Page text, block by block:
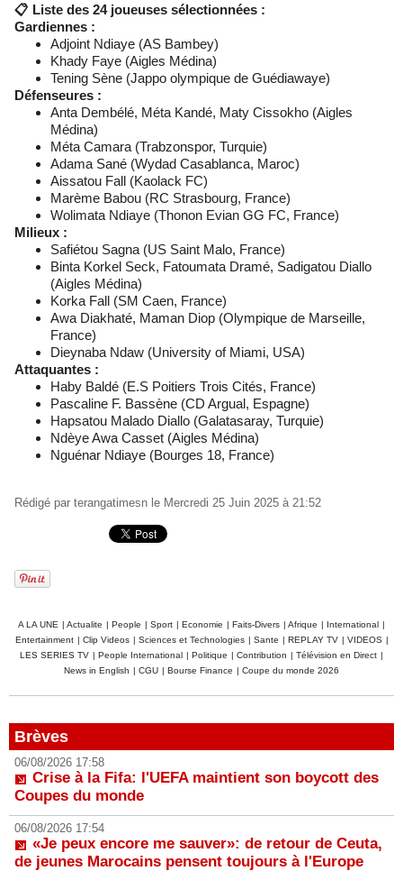
📋 Liste des 24 joueuses sélectionnées :
Gardiennes :
Adjoint Ndiaye (AS Bambey)
Khady Faye (Aigles Médina)
Tening Sène (Jappo olympique de Guédiawaye)
Défenseures :
Anta Dembélé, Méta Kandé, Maty Cissokho (Aigles
Médina)
Méta Camara (Trabzonspor, Turquie)
Adama Sané (Wydad Casablanca, Maroc)
Aissatou Fall (Kaolack FC)
Marème Babou (RC Strasbourg, France)
Wolimata Ndiaye (Thonon Evian GG FC, France)
Milieux :
Safiétou Sagna (US Saint Malo, France)
Binta Korkel Seck, Fatoumata Dramé, Sadigatou Diallo
(Aigles Médina)
Korka Fall (SM Caen, France)
Awa Diakhaté, Maman Diop (Olympique de Marseille,
France)
Dieynaba Ndaw (University of Miami, USA)
Attaquantes :
Haby Baldé (E.S Poitiers Trois Cités, France)
Pascaline F. Bassène (CD Argual, Espagne)
Hapsatou Malado Diallo (Galatasaray, Turquie)
Ndèye Awa Casset (Aigles Médina)
Nguénar Ndiaye (Bourges 18, France)
Rédigé par terangatimesn le Mercredi 25 Juin 2025 à 21:52
A LA UNE | Actualite | People | Sport | Economie | Faits-Divers | Afrique | International |
Entertainment | Clip Videos | Sciences et Technologies | Sante | REPLAY TV | VIDEOS |
LES SERIES TV | People International | Politique | Contribution | Télévision en Direct |
News in English | CGU | Bourse Finance | Coupe du monde 2026
Brèves
06/08/2026 17:58
Crise à la Fifa: l'UEFA maintient son boycott des
Coupes du monde
06/08/2026 17:54
«Je peux encore me sauver»: de retour de Ceuta,
de jeunes Marocains pensent toujours à l'Europe